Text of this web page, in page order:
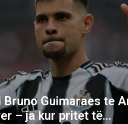
Guimaraes te
– ja kur pritet të...